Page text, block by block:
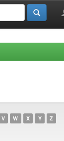
V W X Y Z